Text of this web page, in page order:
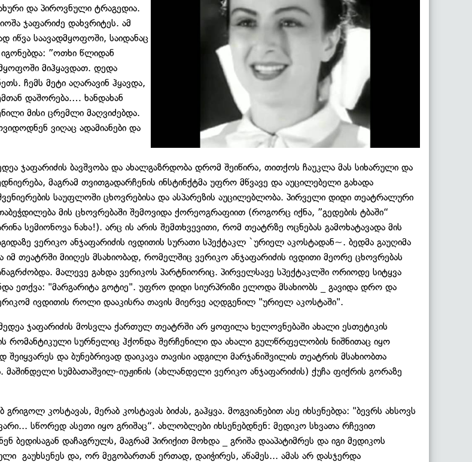
და პიროვნული ტრაგედია.
ჯაფარიძე დახვრიტეს. ამ
იწვა საავადმყოფოში, საიდანაც
იგონებდა: ”ოთხი წლიდან
მიჰყავდათ. დედა
ჩემს მეტი აღარავინ ჰყავდა,
დაშორება.… ხანდახან
მისი ცრემლი მაღვიძებდა.
ვიღაც ადამიანები და
ჯაფარიძის ბავშვობა და ახალგაზრდობა დრომ შეიწირა, თითქოს ჩაუკლა მას სიხარული და
მაგრამ თვითგადარჩენის ინსტინქტმა უფრო მწვავე და აუცილებელი გახადა
საუფლოში ცხოვრებისა და ასპარეზის აუცილებლობა. პირველი დიდი თეატრალური
მის ცხოვრებაში შემოვიდა ქორეოგრაფიით (როგორც იქნა, ”გედების ტბაში“
სემიონოვა ნახა!). არც ის არის შემთხვევითი, რომ თეატრზე ოცნებას გამოხატავადა მის
ვერიკო ანჯაფარიძის ივდითის სურათი სპექტაკლ `ურიელ აკოსტადან~. ბედმა გაუღიმა
იმ თეატრში მიიღეს მსახიობად, რომელშიც ვერიკო ანჯაფარიძის ივდითი მეორე ცხოვრებას
მალევე გახდა ვერიკოს პარტნიორიც. პირველსავე სპექტაკლში ორიოდე სიტყვა
ეთქვა: "მარგარიტა გოტიე". უფრო დიდი სიურპრიზი ელოდა მსახიობს _ გავიდა დრო და
ივდითის როლი დააკისრა თავის მიერვე აღდგენილ "ურიელ აკოსტაში".
ჯაფარიძის მოსვლა ქართულ თეატრში არ ყოფილა ხელოვნებაში ახალი ესთეტიკის
რომანტიკული სურნელიც ჰქონდა შერჩენილი და ახალი გულწრფელობის ნიშნითაც იყო
და ბუნებრივად დაიკავა თავისი ადგილი მარჯანიშვილის თეატრის მსახიობთა
სუმბათაშვილ-იუჟინის (ახლანდელი ვერიკო ანჯაფარიძის) ქუჩა ფიქრის გორაზე
კოსტავას, მერაბ კოსტავას ბიძას, გაჰყვა. მოგვიანებით ასე იხსენებდა: "ბევრს ახსოვს
სწორედ ასეთი იყო გრიშაც“. ახლობლები იხსენებდნენ: მედიკო სხვათა რჩევით
ბედისაგან დაჩაგრულს, მაგრამ პირიქით მოხდა _ გრიშა დააპატიმრეს და იგი მედიკოს
გაუხსენეს და, ორ მეგობართან ერთად, დაიჭირეს, აწამეს... ამას არ დასჯერდა